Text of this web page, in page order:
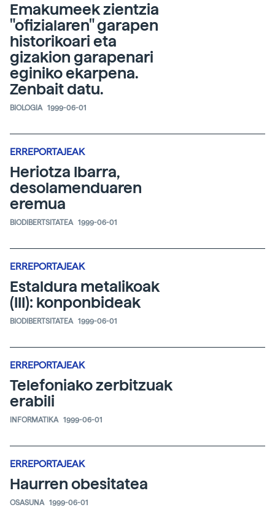
Emakumeek zientzia
"ofizialaren" garapen
historikoari eta
gizakion garapenari
eginiko ekarpena.
Zenbait datu.
BIOLOGIA 1999-06-01
ERREPORTAJEAK
Heriotza Ibarra,
desolamenduaren
eremua
BIODIBERTSITATEA 1999-06-01
ERREPORTAJEAK
Estaldura metalikoak
(III): konponbideak
BIODIBERTSITATEA 1999-06-01
ERREPORTAJEAK
Telefoniako zerbitzuak
erabili
INFORMATIKA 1999-06-01
ERREPORTAJEAK
Haurren obesitatea
OSASUNA 1999-06-01